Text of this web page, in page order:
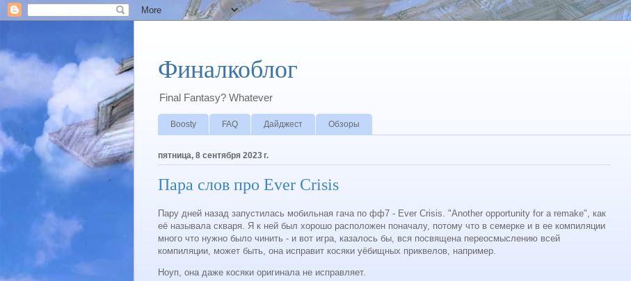
Финалкоблог
Final Fantasy? Whatever
Boosty FAQ Дайджест Обзоры
пятница, 8 сентября 2023 г.
Пара слов про Ever Crisis
Пару дней назад запустилась мобильная гача по фф7 - Ever Crisis. "Another opportunity for a remake", как
её называла скваря. Я к ней был хорошо расположен поначалу, потому что в семерке и в ее компиляции
много что нужно было чинить - и вот игра, казалось бы, вся посвящена переосмыслению всей
компиляции, может быть, она исправит косяки уёбищных приквелов, например.
Ноуп, она даже косяки оригинала не исправляет.